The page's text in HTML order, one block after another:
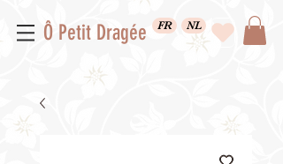
Ô Petit Dragée FR NL